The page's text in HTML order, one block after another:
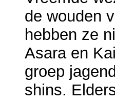
de wouden
hebben ze
Asara en
groep
shins.